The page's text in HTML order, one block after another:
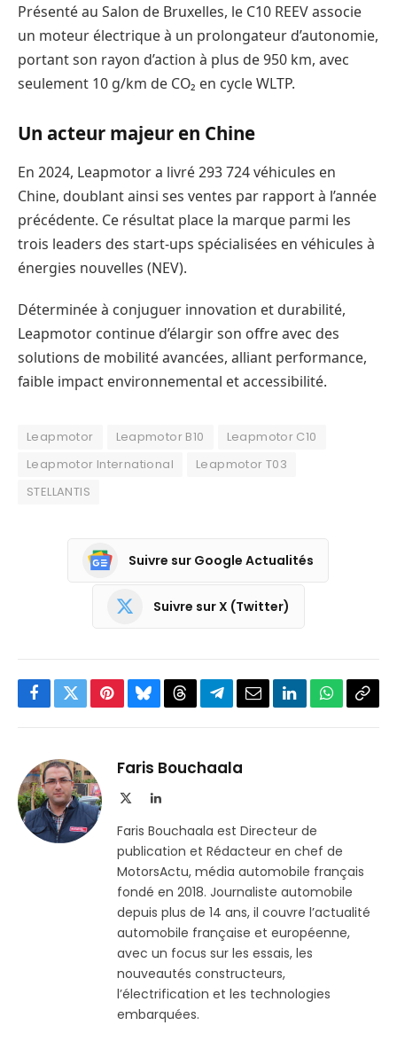
Présenté au Salon de Bruxelles, le C10 REEV associe
un moteur électrique à un prolongateur d’autonomie,
portant son rayon d’action à plus de 950 km, avec
seulement 10 g/km de CO₂ en cycle WLTP.
Un acteur majeur en Chine
En 2024, Leapmotor a livré 293 724 véhicules en
Chine, doublant ainsi ses ventes par rapport à l’année
précédente. Ce résultat place la marque parmi les
trois leaders des start-ups spécialisées en véhicules à
énergies nouvelles (NEV).
Déterminée à conjuguer innovation et durabilité,
Leapmotor continue d’élargir son offre avec des
solutions de mobilité avancées, alliant performance,
faible impact environnemental et accessibilité.
Leapmotor Leapmotor B10
Leapmotor C10
Leapmotor International
Leapmotor T03
STELLANTIS
Suivre sur Google Actualités
Suivre sur X (Twitter)
Facebook
TwitterPinterestBlueskyThreadsPartager
Telegram
EmailLinkedInWhatsApp
Faris Bouchaala
LinkedIn
Faris Bouchaala est Directeur de
publication et Rédacteur en chef de
MotorsActu, média automobile français
fondé en 2018. Journaliste automobile
depuis plus de 14 ans, il couvre l’actualité
automobile française et européenne,
avec un focus sur les essais, les
nouveautés constructeurs,
l’électrification et les technologies
embarquées.